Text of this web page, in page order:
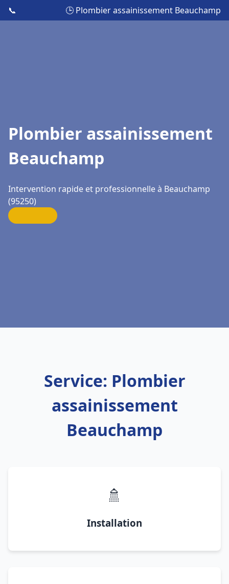
📞 🕒 Plombier assainissement Beauchamp
Plombier assainissement
Beauchamp
Intervention rapide et professionnelle à Beauchamp
(95250)
Service: Plombier
assainissement
Beauchamp
🚿
Installation